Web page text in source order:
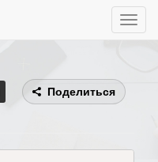
Toggle
Поделиться